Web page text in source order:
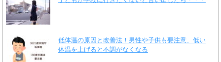
低体温の原因と改善法！男性や子供も要注意、低い
体温を上げると不調がなくなる